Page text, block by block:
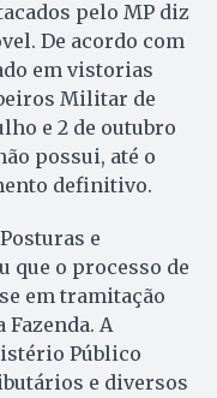
pelo MP diz
De acordo com
em vistorias
Militar de
e 2 de outubro
possui, até o
definitivo.
e
que o processo de
em tramitação
A
Público
e diversos